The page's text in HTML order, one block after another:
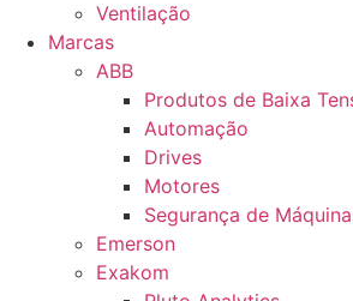
Ventilação
Marcas
ABB
Produtos de Baixa
Automação
Drives
Motores
Segurança de
Emerson
Exakom